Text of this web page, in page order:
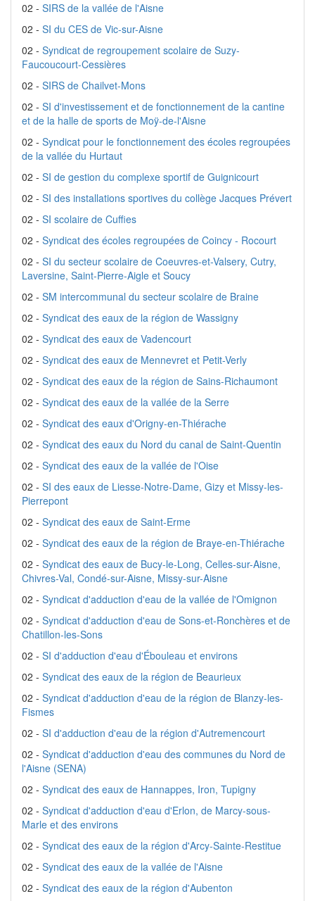
02 - SIRS de la vallée de l'Aisne
02 - SI du CES de Vic-sur-Aisne
02 - Syndicat de regroupement scolaire de Suzy-
Faucoucourt-Cessières
02 - SIRS de Chailvet-Mons
02 - SI d'investissement et de fonctionnement de la cantine
et de la halle de sports de Moÿ-de-l'Aisne
02 - Syndicat pour le fonctionnement des écoles regroupées
de la vallée du Hurtaut
02 - SI de gestion du complexe sportif de Guignicourt
02 - SI des installations sportives du collège Jacques Prévert
02 - SI scolaire de Cuffies
02 - Syndicat des écoles regroupées de Coincy - Rocourt
02 - SI du secteur scolaire de Coeuvres-et-Valsery, Cutry,
Laversine, Saint-Pierre-Aigle et Soucy
02 - SM intercommunal du secteur scolaire de Braine
02 - Syndicat des eaux de la région de Wassigny
02 - Syndicat des eaux de Vadencourt
02 - Syndicat des eaux de Mennevret et Petit-Verly
02 - Syndicat des eaux de la région de Sains-Richaumont
02 - Syndicat des eaux de la vallée de la Serre
02 - Syndicat des eaux d'Origny-en-Thiérache
02 - Syndicat des eaux du Nord du canal de Saint-Quentin
02 - Syndicat des eaux de la vallée de l'Oise
02 - SI des eaux de Liesse-Notre-Dame, Gizy et Missy-les-
Pierrepont
02 - Syndicat des eaux de Saint-Erme
02 - Syndicat des eaux de la région de Braye-en-Thiérache
02 - Syndicat des eaux de Bucy-le-Long, Celles-sur-Aisne,
Chivres-Val, Condé-sur-Aisne, Missy-sur-Aisne
02 - Syndicat d'adduction d'eau de la vallée de l'Omignon
02 - Syndicat d'adduction d'eau de Sons-et-Ronchères et de
Chatillon-les-Sons
02 - SI d'adduction d'eau d'Ébouleau et environs
02 - Syndicat des eaux de la région de Beaurieux
02 - Syndicat d'adduction d'eau de la région de Blanzy-les-
Fismes
02 - SI d'adduction d'eau de la région d'Autremencourt
02 - Syndicat d'adduction d'eau des communes du Nord de
l'Aisne (SENA)
02 - Syndicat des eaux de Hannappes, Iron, Tupigny
02 - Syndicat d'adduction d'eau d'Erlon, de Marcy-sous-
Marle et des environs
02 - Syndicat des eaux de la région d'Arcy-Sainte-Restitue
02 - Syndicat des eaux de la vallée de l'Aisne
02 - Syndicat des eaux de la région d'Aubenton